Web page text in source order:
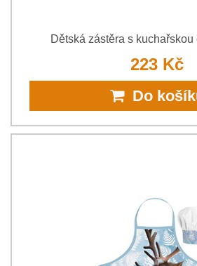
Dětská zástěra s
223 Kč
Do